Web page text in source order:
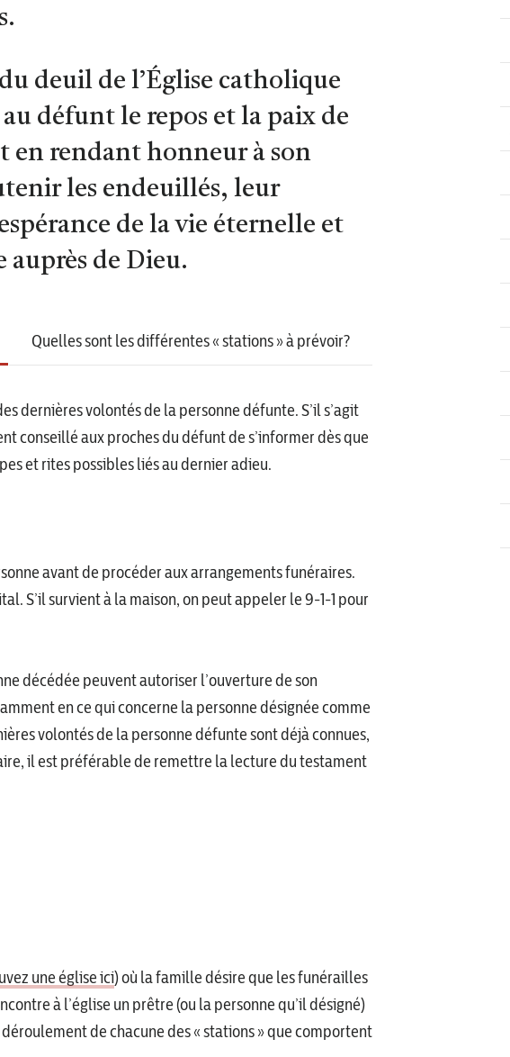
deuil de l’Église catholique
au défunt le repos et la paix de
en rendant honneur à son
les endeuillés, leur
de la vie éternelle et
auprès de Dieu.
Quelles sont les différentes « stations » à prévoir?
dernières volontés de la personne défunte. S’il s’agit
conseillé aux proches du défunt de s’informer dès que
et rites possibles liés au dernier adieu.
avant de procéder aux arrangements funéraires.
S’il survient à la maison, on peut appeler le 9-1-1 pour
décédée peuvent autoriser l’ouverture de son
en ce qui concerne la personne désignée comme
volontés de la personne défunte sont déjà connues,
il est préférable de remettre la lecture du testament
une église ici) où la famille désire que les funérailles
à l’église un prêtre (ou la personne qu’il désigné)
de chacune des « stations » que comportent